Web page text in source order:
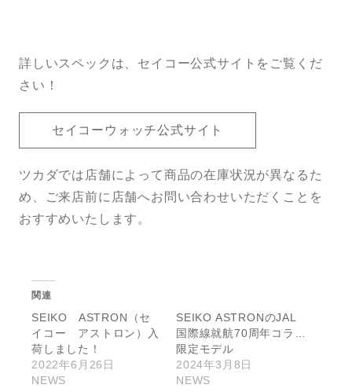
詳しいスペックは、セイコー公式サイトをご覧くだ
さい！
セイコーウォッチ公式サイト
ツカダでは店舗によって商品の在庫状況が異なるた
め、ご来店前に店舗へお問い合わせいただくことを
おすすめいたします。
関連
SEIKO ASTRON（セ
イコー アストロン）入
荷しました！
2022年6月26日
NEWS
SEIKO ASTRONのJAL
国際線就航70周年コラボ
限定モデル
2024年3月8日
NEWS